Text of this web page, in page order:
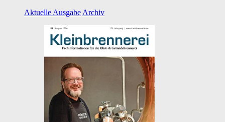
Aktuelle Ausgabe Archiv